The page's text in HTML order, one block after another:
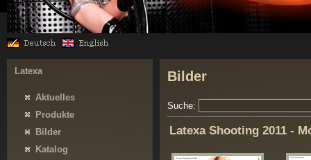
Latexa
Aktuelles
Produkte
Bilder
Katalog
Bilder
Suche:
Latexa Shooting 2011 -